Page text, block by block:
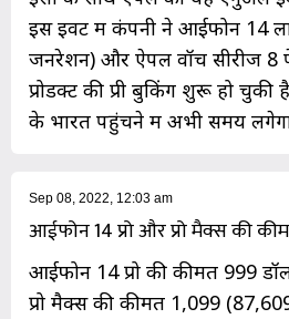
इस इवेंट में कंपनी ने आईफोन 14
जनरेशन) और ऐपल वॉच सीरीज 8
प्रोडक्ट की प्री बुकिंग शुरू हो चुकी
के भारत पहुंचने में अभी समय
Sep 08, 2022, 12:03 am
आईफोन 14 प्रो और प्रो मैक्स की
आईफोन 14 प्रो की कीमत 999
प्रो मैक्स की कीमत 1,099